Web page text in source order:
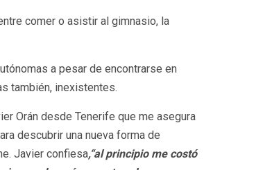
comer o asistir al gimnasio, la
a pesar de encontrarse en
también, inexistentes.
Orán desde Tenerife que me asegura
descubrir una nueva forma de
Javier confiesa,“al principio me costó